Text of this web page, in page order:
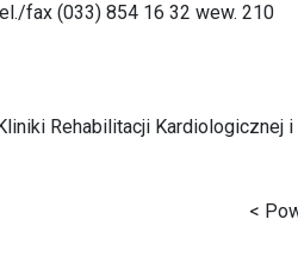
fax (033) 854 16 32 wew. 210
Rehabilitacji
<